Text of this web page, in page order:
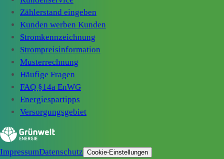
Zählerstand eingeben
Kunden werben Kunden
Stromkennzeichnung
Strompreisinformation
Musterrechnung
Häufige Fragen
FAQ §14a EnWG
Energiespartipps
Versorgungsgebiet
ImpressumDatenschutz Cookie-Einstellungen